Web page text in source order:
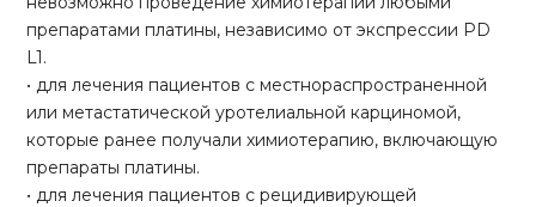
препаратами платины, независимо от экспрессии PD
L1.
• для лечения пациентов с местнораспространенной
или метастатической уротелиальной карциномой,
которые ранее получали химиотерапию, включающую
препараты платины.
• для лечения пациентов с рецидивирующей